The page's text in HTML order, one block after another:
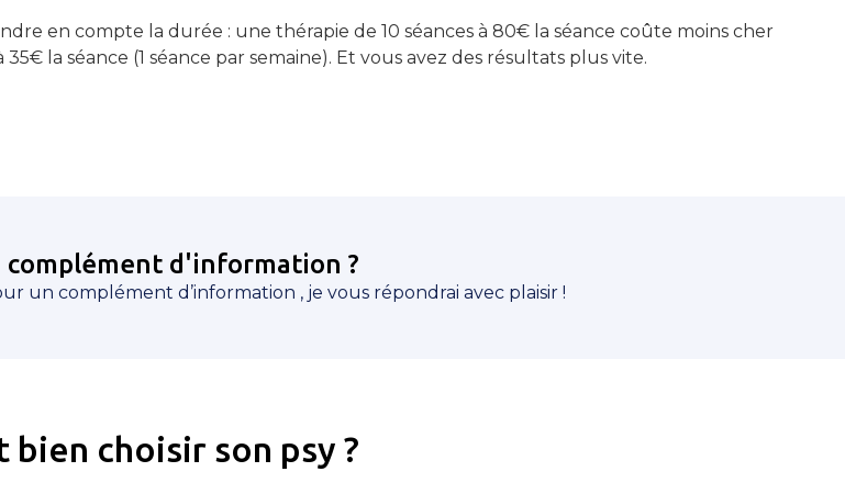
en compte la durée : une thérapie de 10 séances à 80€ la séance coûte moins cher
la séance (1 séance par semaine). Et vous avez des résultats plus vite.
complément d'information ?
un complément d’information , je vous répondrai avec plaisir !
bien choisir son psy ?